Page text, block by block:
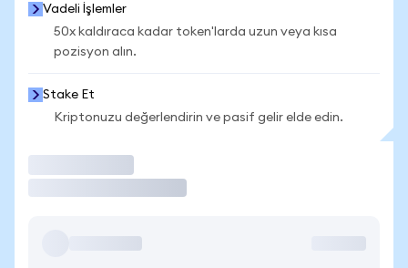
Vadeli İşlemler
50x kaldıraca kadar token'larda uzun veya kısa
pozisyon alın.
Stake Et
Kriptonuzu değerlendirin ve pasif gelir elde edin.